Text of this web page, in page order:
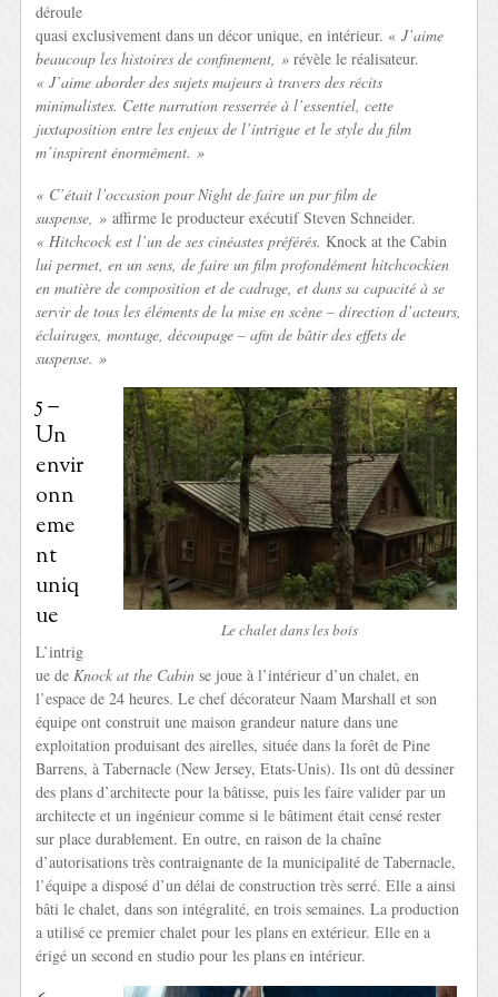
déroule
quasi exclusivement dans un décor unique, en intérieur. «J’aime
beaucoup les histoires de confinement, »révèle le réalisateur.
« J’aime aborder des sujets majeurs à travers des récits
minimalistes. Cette narration resserrée à l’essentiel, cette
juxtaposition entre les enjeux de l’intrigue et le style du film
m’inspirent énormément. »
« C’était l’occasion pour Night de faire un pur film de
suspense, » affirme le producteur exécutif Steven Schneider.
« Hitchcock est l’un de ses cinéastes préférés.Knock at the Cabin
lui permet, en un sens, de faire un film profondément hitchcockien
en matière de composition et de cadrage, et dans sa capacité à se
servir de tous les éléments de la mise en scène – direction d’acteurs,
éclairages, montage, découpage – afin de bâtir des effets de
suspense. »
Le chalet dans les bois
5 –
Un
envir
onn
eme
nt
uniq
ue
L’intrig
ue deKnock at the Cabinse joue à l’intérieur d’un chalet, en
l’espace de 24 heures. Le chef décorateur Naam Marshall et son
équipe ont construit une maison grandeur nature dans une
exploitation produisant des airelles, située dans la forêt de Pine
Barrens, à Tabernacle (New Jersey, Etats-Unis). Ils ont dû dessiner
des plans d’architecte pour la bâtisse, puis les faire valider par un
architecte et un ingénieur comme si le bâtiment était censé rester
sur place durablement. En outre, en raison de la chaîne
d’autorisations très contraignante de la municipalité de Tabernacle,
l’équipe a disposé d’un délai de construction très serré. Elle a ainsi
bâti le chalet, dans son intégralité, en trois semaines. La production
a utilisé ce premier chalet pour les plans en extérieur. Elle en a
érigé un second en studio pour les plans en intérieur.